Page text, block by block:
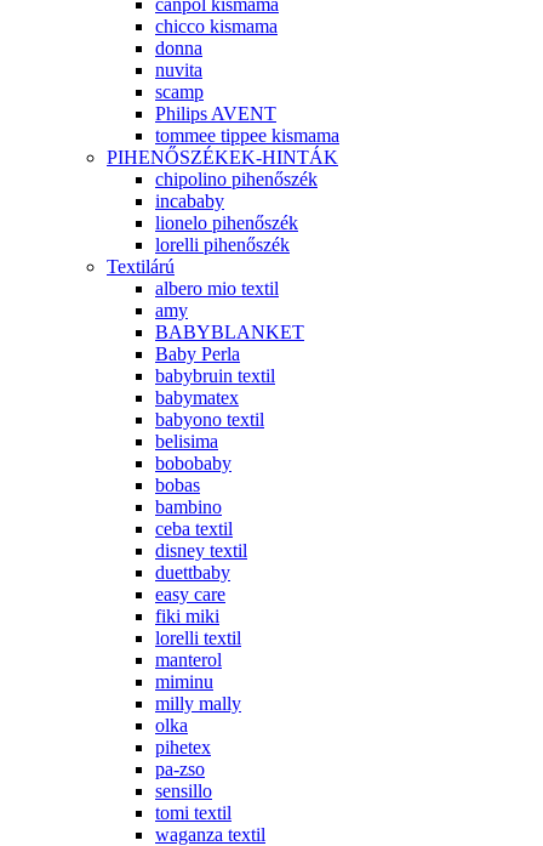
canpol kismama
chicco kismama
donna
nuvita
scamp
Philips AVENT
tommee tippee kismama
PIHENŐSZÉKEK-HINTÁK
chipolino pihenőszék
incababy
lionelo pihenőszék
lorelli pihenőszék
Textilárú
albero mio textil
amy
BABYBLANKET
Baby Perla
babybruin textil
babymatex
babyono textil
belisima
bobobaby
bobas
bambino
ceba textil
disney textil
duettbaby
easy care
fiki miki
lorelli textil
manterol
miminu
milly mally
olka
pihetex
pa-zso
sensillo
tomi textil
waganza textil